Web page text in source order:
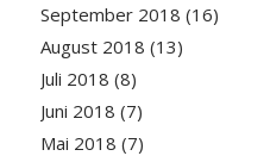
September 2018 (16)
August 2018 (13)
Juli 2018 (8)
Juni 2018 (7)
Mai 2018 (7)